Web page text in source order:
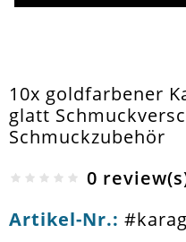
10x goldfarbener
glatt
Schmuckzubehör
0
Artikel-Nr.: